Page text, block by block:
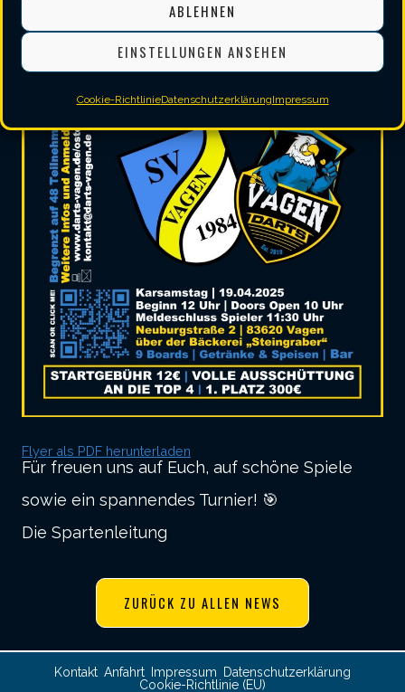
ABLEHNEN
EINSTELLUNGEN ANSEHEN
Cookie-RichtlinieDatenschutzerklärungImpressum
Flyer als PDF herunterladen
Für freuen uns auf Euch, auf schöne Spiele
sowie ein spannendes Turnier! 🎯
Die Spartenleitung
ZURÜCK ZU ALLEN NEWS
Kontakt Anfahrt Impressum
Datenschutzerklärung
Cookie-Richtlinie (EU)